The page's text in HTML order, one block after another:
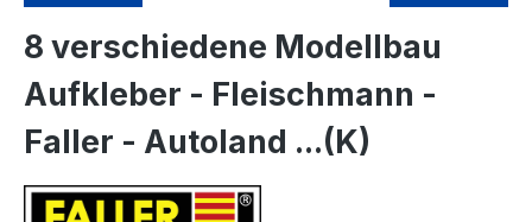
8 verschiedene Modellbau
Aufkleber - Fleischmann -
Faller - Autoland ...(K)